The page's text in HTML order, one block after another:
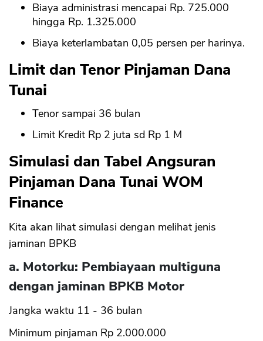
Biaya administrasi mencapai Rp. 725.000
hingga Rp. 1.325.000
Biaya keterlambatan 0,05 persen per harinya.
Limit dan Tenor Pinjaman Dana
Tunai
Tenor sampai 36 bulan
Limit Kredit Rp 2 juta sd Rp 1 M
Simulasi dan Tabel Angsuran
Pinjaman Dana Tunai WOM
Finance
Kita akan lihat simulasi dengan melihat jenis
jaminan BPKB
a. Motorku: Pembiayaan multiguna
dengan jaminan BPKB Motor
Jangka waktu 11 - 36 bulan
Minimum pinjaman Rp 2.000.000